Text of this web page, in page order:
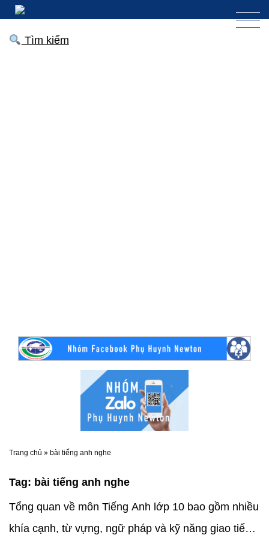
Tìm kiếm
Trang chủ » bài tiếng anh nghe
Tag: bài tiếng anh nghe
Tổng quan về môn Tiếng Anh lớp 10 bao gồm nhiều
khía cạnh, từ vựng, ngữ pháp và kỹ năng giao tiếp.